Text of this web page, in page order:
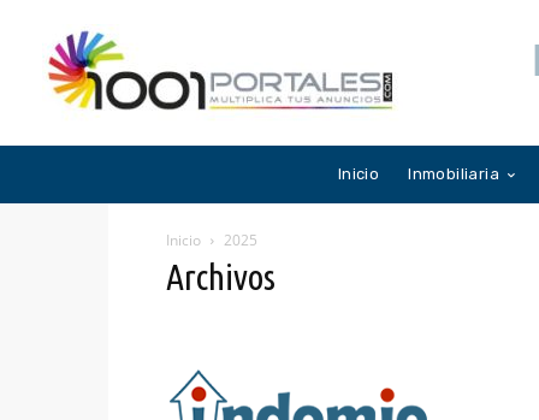
Inicio Inmobiliaria
Inicio 2025
Archivos